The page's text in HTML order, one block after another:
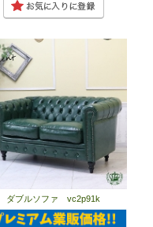
ダブルソファ vc2p91k